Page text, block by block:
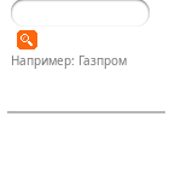
Например: Газпром